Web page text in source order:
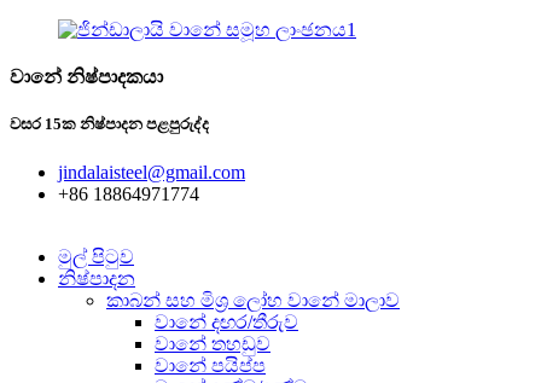
වානේ නිෂ්පාදකයා
වසර 15ක නිෂ්පාදන පළපුරුද්ද
jindalaisteel@gmail.com
+86 18864971774
මුල් පිටුව
නිෂ්පාදන
කාබන් සහ මිශ්‍ර ලෝහ වානේ මාලාව
වානේ දඟර/තීරුව
වානේ තහඩුව
වානේ පයිප්ප